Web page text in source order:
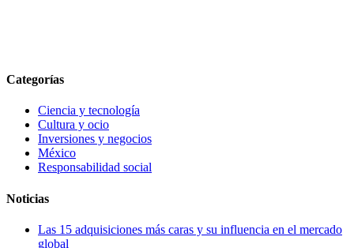
Categorías
Ciencia y tecnología
Cultura y ocio
Inversiones y negocios
México
Responsabilidad social
Noticias
Las 15 adquisiciones más caras y su influencia en el mercado
global